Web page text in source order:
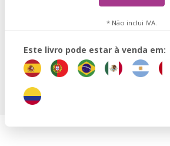
* Não inclui IVA.
Este livro pode estar à venda em: